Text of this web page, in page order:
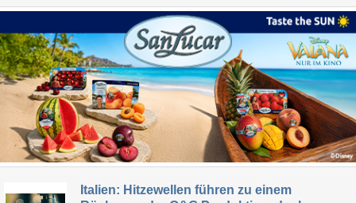
Italien: Hitzewellen führen zu einem